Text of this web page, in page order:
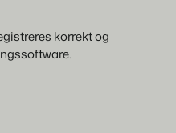
korrekt og